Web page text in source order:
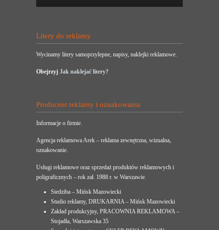
Litery do reklamy
Wycinamy litery samoprzylepne, napisy, naklejki reklamowe.
Obejrzyj Jak naklejać litery?
Producent reklamy i oznakowania
Informacje o firmie.
Agencja reklamowa Arek – reklama zewnętrzna, wizualna,
oznakowanie.
Usługi reklamowe oraz sprzedaż produktów reklamowych i
poligraficznych – rok zał. 1988 r. w Warszawie.
Siedziba – Mińsk Mazowiecki
Studio reklamy, DRUKARNIA – Mińsk Mazowiecki
Zakład produkcyjny, PRACOWNIA REKLAMOWA –
Stojadła, Warszawska 35